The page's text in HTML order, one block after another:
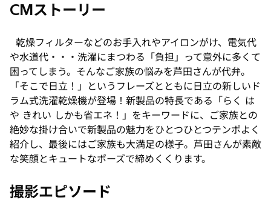
CMストーリー
乾燥フィルターなどのお手入れやアイロンがけ、電気代
や水道代・・・洗濯にまつわる「負担」って意外に多くて
困ってしまう。そんなご家族の悩みを芦田さんが代弁。
「そこで日立！」というフレーズとともに日立の新しいド
ラム式洗濯乾燥機が登場！新製品の特長である「らく は
や きれい しかも省エネ！」をキーワードに、ご家族との
絶妙な掛け合いで新製品の魅力をひとつひとつテンポよく
紹介し、最後にはご家族も大満足の様子。芦田さんが素敵
な笑顔とキュートなポーズで締めくくります。
撮影エピソード